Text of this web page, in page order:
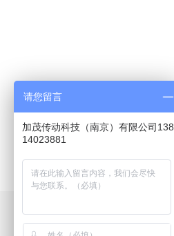
产品信息
请您留言
加茂传动科技（南京）有限公司138
14023881